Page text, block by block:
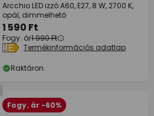
Arcchio LED izzó A60, E27, 8 W, 2700 K,
opál, dimmelhető
1 590 Ft
Fogy. ár1 990 Ft
Termékinformációs adatlap
Raktáron
Fogy. ár -60%